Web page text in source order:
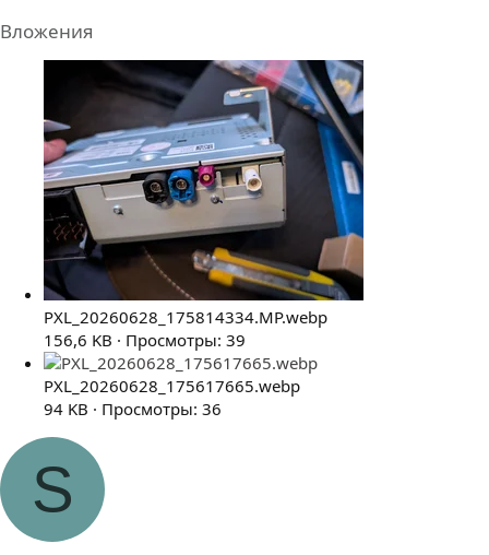
Вложения
PXL_20260628_175814334.MP.webp
156,6 KB · Просмотры: 39
PXL_20260628_175617665.webp
94 KB · Просмотры: 36
S